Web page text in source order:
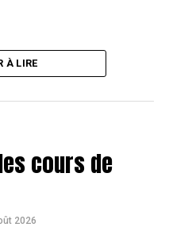
À LIRE
cours de
2026